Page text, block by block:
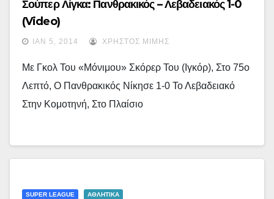
Σούπερ Λίγκα: Πανθρακικός – Λεβαδειακός 1-0
(video)
ΙΑΝ 5, 2014 ΧΡΉΣΤΟΣ ΜΊΜΗΣ
Με Γκολ Του «μόνιμου» Σκόρερ Του (Ιγκόρ), Στο 75ο
Λεπτό, Ο Πανθρακικός Νίκησε 1-0 Το Λεβαδειακό
Στην Κομοτηνή, Στο Πλαίσιο
SUPER LEAGUE ΑΘΛΗΤΙΚΑ